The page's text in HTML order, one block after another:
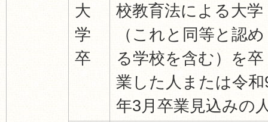
大
学
卒
校教育法による大学
（これと同等と認め
る学校を含む）を卒
業した人または令和
年3月卒業見込みの